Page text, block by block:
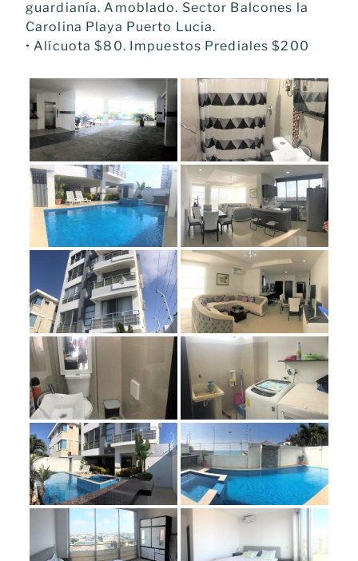
guardianía. Amoblado. Sector Balcones la
Carolina Playa Puerto Lucia.
• Alícuota $80. Impuestos Prediales $200